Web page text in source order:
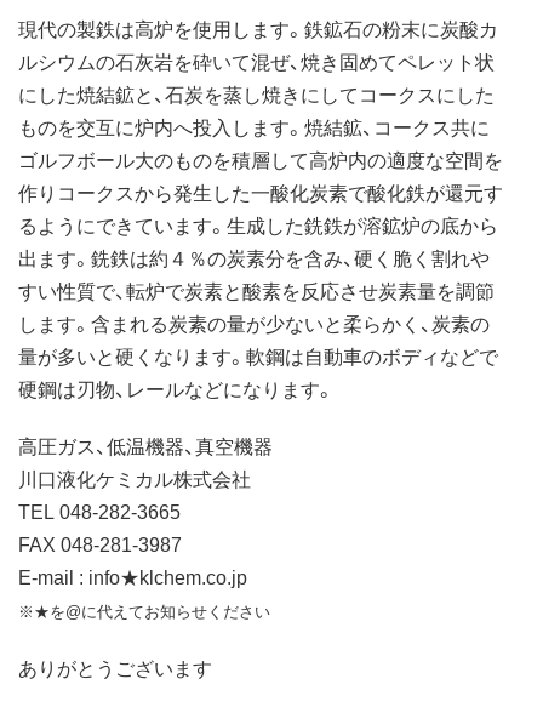
現代の製鉄は高炉を使用します。鉄鉱石の粉末に炭酸カ
ルシウムの石灰岩を砕いて混ぜ、焼き固めてペレット状
にした焼結鉱と、石炭を蒸し焼きにしてコークスにした
ものを交互に炉内へ投入します。焼結鉱、コークス共に
ゴルフボール大のものを積層して高炉内の適度な空間を
作りコークスから発生した一酸化炭素で酸化鉄が還元す
るようにできています。生成した銑鉄が溶鉱炉の底から
出ます。銑鉄は約４％の炭素分を含み、硬く脆く割れや
すい性質で、転炉で炭素と酸素を反応させ炭素量を調節
します。含まれる炭素の量が少ないと柔らかく、炭素の
量が多いと硬くなります。軟鋼は自動車のボディなどで
硬鋼は刃物、レールなどになります。
高圧ガス、低温機器、真空機器
川口液化ケミカル株式会社
TEL 048-282-3665
FAX 048-281-3987
E-mail : info★klchem.co.jp
※★を@に代えてお知らせください
ありがとうございます